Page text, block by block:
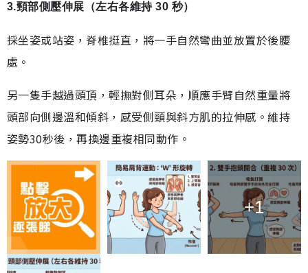
3.頸部側壓伸展（左右各維持 30 秒）
採坐姿或站姿，脊椎挺直，將一手自然彎曲並放置於後腰
處。
另一隻手越過頭頂，輕撫對側耳朵，順應手臂自然重量將
頭部向側邊溫和傾斜，感受側頸與斜方肌的拉伸感。維持
姿勢30秒後，再換邊重複相同動作。
+1